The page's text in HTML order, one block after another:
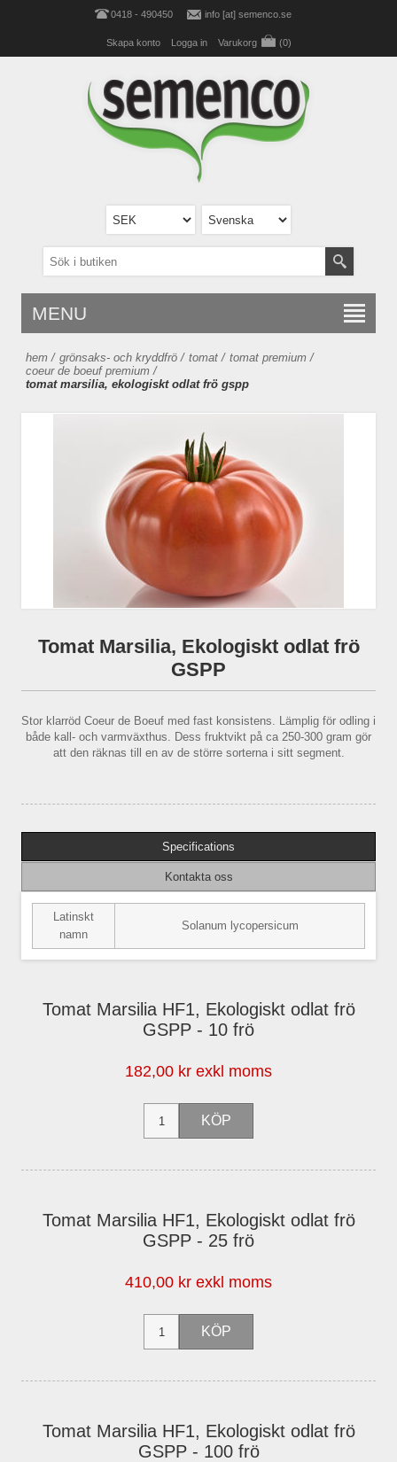
0418 - 490450 info [at] semenco.se
Skapa konto Logga in Varukorg (0)
MENU
hem / grönsaks- och kryddfrö / tomat / tomat premium /
coeur de boeuf premium /
tomat marsilia, ekologiskt odlat frö gspp
Tomat Marsilia, Ekologiskt odlat frö
GSPP
Stor klarröd Coeur de Boeuf med fast konsistens. Lämplig för odling i
både kall- och varmväxthus. Dess fruktvikt på ca 250-300 gram gör
att den räknas till en av de större sorterna i sitt segment.
Specifications
Kontakta oss
Latinskt
namn
Solanum lycopersicum
Tomat Marsilia HF1, Ekologiskt odlat frö
GSPP - 10 frö
182,00 kr exkl moms
Tomat Marsilia HF1, Ekologiskt odlat frö
GSPP - 25 frö
410,00 kr exkl moms
Tomat Marsilia HF1, Ekologiskt odlat frö
GSPP - 100 frö